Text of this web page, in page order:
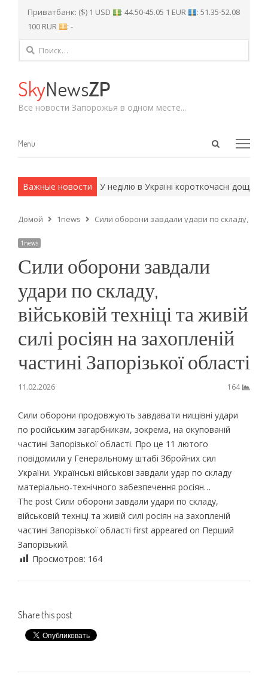
Приватбанк: ($) 1 USD : 44.50-45.05 1 EUR
: 51.35-52.08
100 RUR
: -
Найти:
SkyNewsZP
Все новости Запорожья в одном месте...
Open
Menu
Menu
Важные новости
армейские методы. У неділю в Україні короткочасні дощі,
Домой 1news Сили оборони завдали удари по складу,
1news
Сили оборони завдали
удари по складу,
військовій техніці та живій
силі росіян на захопленій
частині Запорізької області
11.02.2026 164
Сили оборони продовжують завдавати нищівні удари
по російським загарбникам, зокрема, на окупованій
частині Запорізької області. Про це 11 лютого
повідомили у Генеральному штабі Збройних сил
України. Українські військові завдали удар по складу
матеріально-технічного забезпечення росіян…
The post Сили оборони завдали удари по складу,
військовій техніці та живій силі росіян на захопленій
частині Запорізької області first appeared on Перший
Запорізький.
Просмотров: 164
Share this post